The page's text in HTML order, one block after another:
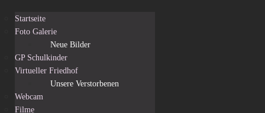
Startseite
Foto Galerie
Neue Bilder
GP Schulkinder
Virtueller Friedhof
Unsere Verstorbenen
Webcam
Filme